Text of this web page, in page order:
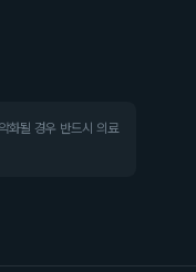
화될 경우 반드시 의료